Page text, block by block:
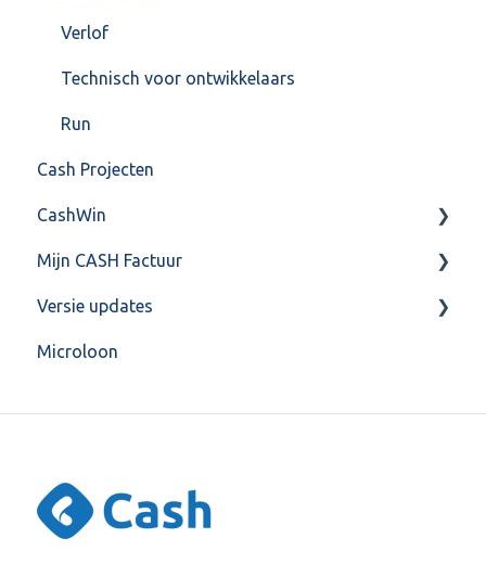
Verlof
Technisch voor ontwikkelaars
Run
Cash Projecten
CashWin
Overig
Mijn CASH Factuur
Facturatie Loonportal( CASH Lonen)
Mijn CASH factuur
Versie updates
CashWeb updates 2025
Microloon